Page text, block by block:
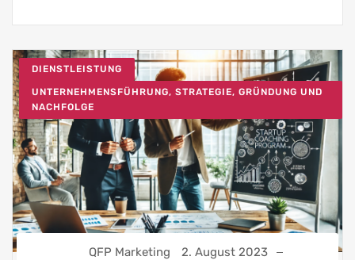
DIENSTLEISTUNG
UNTERNEHMENSFÜHRUNG, STRATEGIE, GRÜNDUNG UND
NACHFOLGE
QFP Marketing 2. August 2023